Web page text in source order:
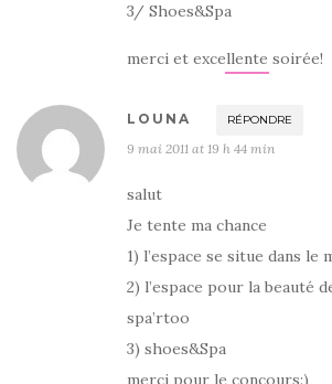
3/ Shoes&Spa
merci et excellente soirée!
LOUNA RÉPONDRE
9 mai 2011 at 19 h 44 min
salut
Je tente ma chance
1) l’espace se situe dans le
2) l’espace pour la beauté
spa’rtoo
3) shoes&Spa
merci pour le concours:)